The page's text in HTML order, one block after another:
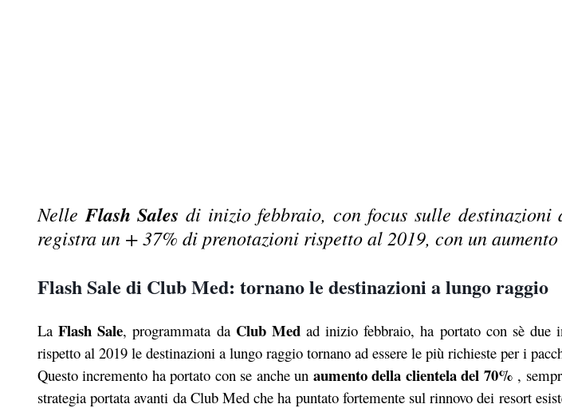
Nelle Flash Sales di inizio febbraio, con focus sulle
registra un + 37% di prenotazioni rispetto al 2019, con un
Flash Sale di Club Med: tornano le destinazioni a lungo raggio
LaFlash Sale, programmata da Club Medad inizio febbraio, ha portato con sè due
rispetto al 2019 le destinazioni a lungo raggio tornano ad essere le più richieste per i
Questo incremento ha portato con se anche un aumento della clientela del 70% ,
strategia portata avanti da Club Med che ha puntato fortemente sul rinnovo dei resort